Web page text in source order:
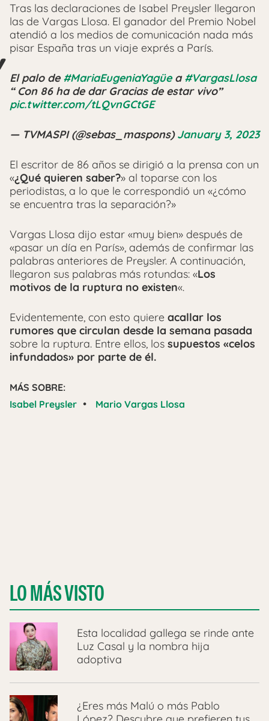
Tras las declaraciones de Isabel Preysler llegaron
las de Vargas Llosa. El ganador del Premio Nobel
atendió a los medios de comunicación nada más
pisar España tras un viaje exprés a París.
El palo de#MariaEugeniaYagüea#VargasLlosa
“ Con 86 ha de dar Gracias de estar vivo”
pic.twitter.com/tLQvnGCtGE
— TVMASPI (@sebas_maspons)January 3, 2023
El escritor de 86 años se dirigió a la prensa con un
«¿Qué quieren saber?» al toparse con los
periodistas, a lo que le correspondió un «¿cómo
se encuentra tras la separación?»
Vargas Llosa dijo estar «muy bien» después de
«pasar un día en París», además de confirmar las
palabras anteriores de Preysler. A continuación,
llegaron sus palabras más rotundas: «Los
motivos de la ruptura no existen«.
Evidentemente, con esto quiere acallar los
rumores que circulan desde la semana pasada
sobre la ruptura. Entre ellos, los supuestos «celos
infundados» por parte de él.
MÁS SOBRE:
Isabel Preysler • Mario Vargas Llosa
LO MÁS VISTO
Esta localidad gallega se rinde ante
Luz Casal y la nombra hija
adoptiva
¿Eres más Malú o más Pablo